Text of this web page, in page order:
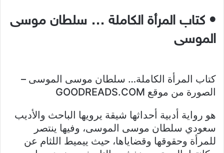
• كتاب المرأة الكاملة … سلطان موسى
الموسى
كتاب المرأة الكاملة… سلطان موسى الموسى –
الصورة من موقع GOODREADS.COM
هو رواية أدبية أحداثها شيقة يرويها الباحث والأديب
سعودي سلطان موسى الموسى، وفيها ينتصر
للمرأة وحقوقها وقضاياها، حيث ييميط اللثام عن